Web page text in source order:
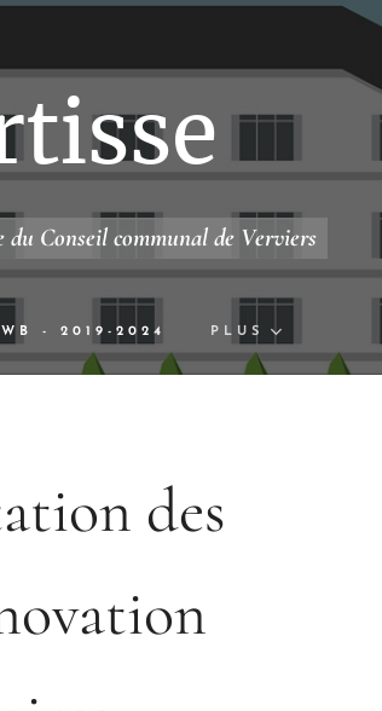
Conseil communal de Verviers
- 2019-2024 PLUS
des